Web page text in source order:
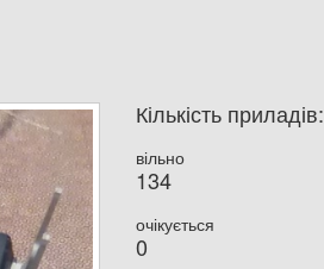
Кількість приладів:
вільно
134
очікується
0